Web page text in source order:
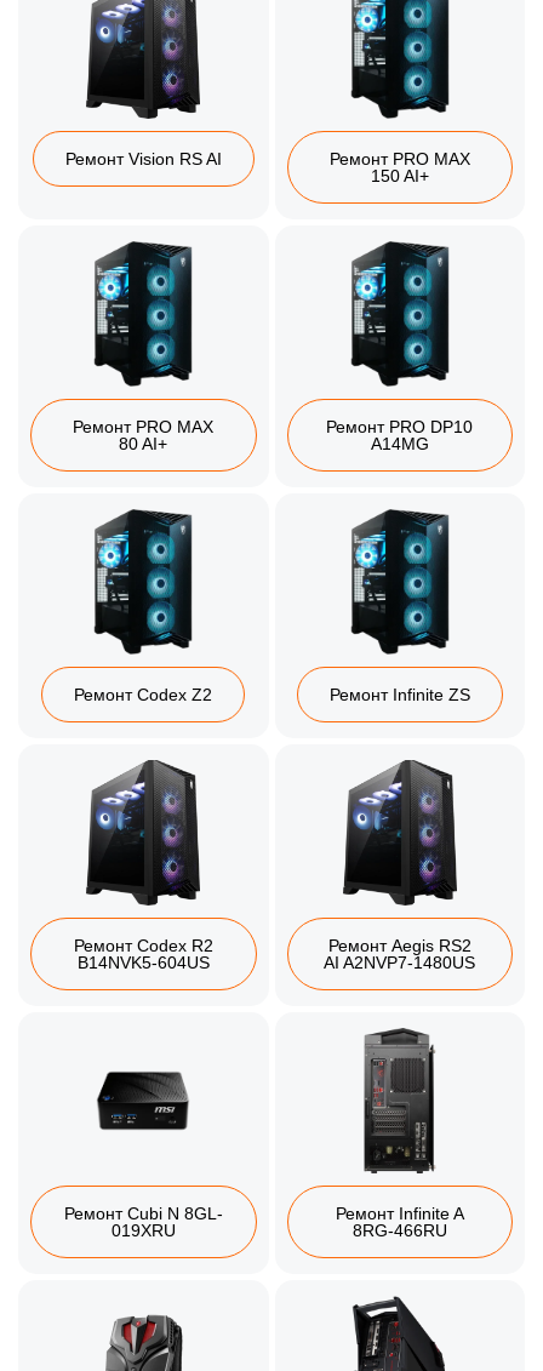
Ремонт Vision RS AI
Ремонт PRO MAX
150 AI+
Ремонт PRO MAX
80 AI+
Ремонт PRO DP10
A14MG
Ремонт Codex Z2 Ремонт Infinite ZS
Ремонт Codex R2
B14NVK5-604US
Ремонт Aegis RS2
AI A2NVP7-1480US
Ремонт Cubi N 8GL-
019XRU
Ремонт Infinite A
8RG-466RU